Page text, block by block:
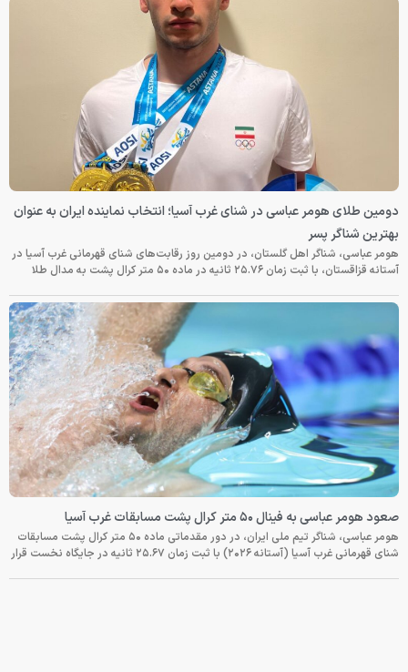
دومین طلای هومر عباسی در شنای غرب آسیا؛ انتخاب نماینده ایران به عنوان
بهترین شناگر پسر
هومر عباسی، شناگر اهل گلستان، در دومین روز رقابت‌های شنای قهرمانی غرب آسیا در
آستانه قزاقستان، با ثبت زمان ۲۵.۷۶ ثانیه در ماده ۵۰ متر کرال پشت به مدال طلا
صعود هومر عباسی به فینال ۵۰ متر کرال پشت مسابقات غرب آسیا
هومر عباسی، شناگر تیم ملی ایران، در دور مقدماتی ماده ۵۰ متر کرال پشت مسابقات
شنای قهرمانی غرب آسیا (آستانه ۲۰۲۶) با ثبت زمان ۲۵.۶۷ ثانیه در جایگاه نخست قرار